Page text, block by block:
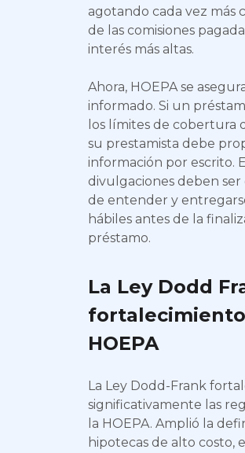
agotando cada vez más
de las comisiones
interés más altas.
Ahora, HOEPA se
informado. Si un
los límites de cobertura
su prestamista debe
información por escrito.
divulgaciones deben ser
de entender y
hábiles antes de la
préstamo.
La Ley Dodd
HOEPA
La Ley Dodd-Frank
significativamente las
la HOEPA. Amplió la
hipotecas de alto costo,